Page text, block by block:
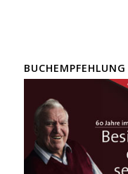
BUCHEMPFEHLUNG